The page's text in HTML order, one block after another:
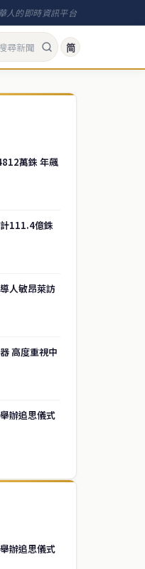
人的即時資訊平台
简
萬銖 年飆
111.4億銖
人敏昂萊訪
高度重視中
辦追思儀式
辦追思儀式